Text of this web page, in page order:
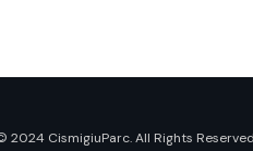
2024 CismigiuParc. All Rights